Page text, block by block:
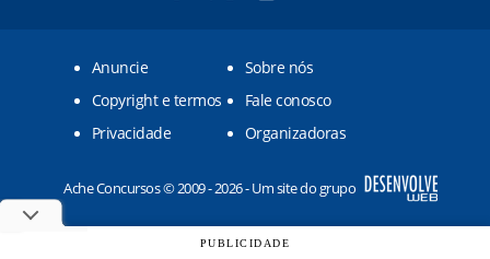
Anuncie
Sobre nós
Copyright e termos
Fale conosco
Privacidade
Organizadoras
Ache Concursos © 2009 - 2026 - Um site do grupo
PUBLICIDADE